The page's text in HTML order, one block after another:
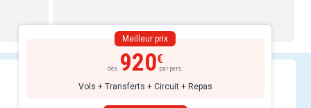
Meilleur prix
dès 920 par pers.
Vols + Transferts + Circuit + Repas